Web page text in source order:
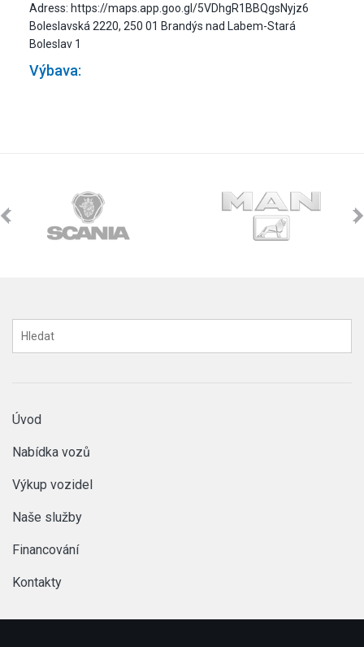
Adress: https://maps.app.goo.gl/5VDhgR1BBQgsNyjz6
Boleslavská 2220, 250 01 Brandýs nad Labem-Stará
Boleslav 1
Výbava:
Úvod
Nabídka vozů
Výkup vozidel
Naše služby
Financování
Kontakty